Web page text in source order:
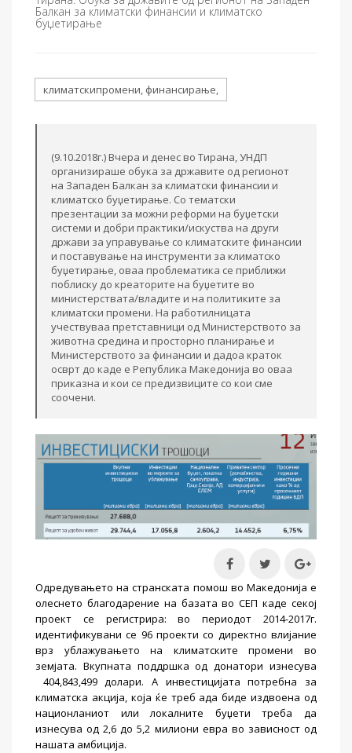
Балкан за климатски финансии и климатско
буџетирање
климатскипромени, финансирање,
(9.10.2018г.) Вчера и денес во Тирана, УНДП
организираше обука за државите од регионот
на Западен Балкан за климатски финансии и
климатско буџетирање. Со тематски
презентации за можни реформи на буџетски
системи и добри практики/искуства на други
држави за управување со климатските финансии
и поставување на инструменти за климатско
буџетирање, оваа проблематика се приближи
поблиску до креаторите на буџетите во
министерствата/владите и на политиките за
климатски промени. На работилницата
учествуваа претставници од Министерството за
животна средина и просторно планирање и
Министерството за финансии и дадоа краток
осврт до каде е Република Македонија во оваа
приказна и кои се предизвиците со кои сме
соочени.
Одредувањето на странската помош во Македонија е
олеснето благодарение на базата во СЕП каде секој
проект се регистрира: во периодот 2014-2017г.
идентификувани се 96 проекти со директно влијание
врз ублажувањето на климатските промени во
земјата. Вкупната поддршка од донатори изнесува
404,843,499 долари. А инвестицијата потребна за
климатска акција, која ќе треб ада биде издвоена од
национланиот или локалните буџети треба да
изнесува од 2,6 до 5,2 милиони евра во зависност од
нашата амбиција.